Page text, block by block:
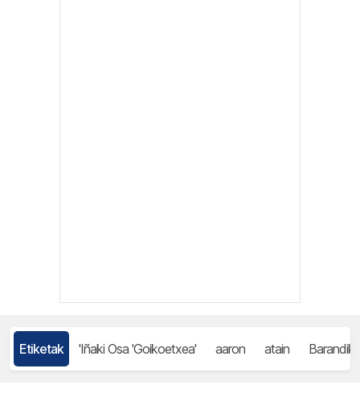
Etiketak 'Iñaki Osa 'Goikoetxea' aaron atain Barandika